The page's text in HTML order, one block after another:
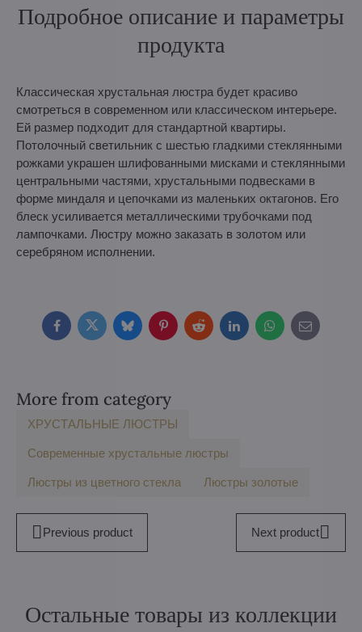
Подробное описание и параметры
продукта
Классическая хрустальная люстра будет красиво
смотреться в современном или классическом интерьере.
Ей размер подходит для стандартной квартиры.
Потолочный светильник с шестью гладкими стеклянными
рожками украшен шлифованными мисками и стеклянными
центральными частями, хрустальными подвесками в
форме миндаля и цепочками из маленьких октагонов. Его
блеск усиливается металлическими трубочками под
лампочками. Люстру можно заказать в золотом или
серебряном исполнении.
FacebookTwitterBlueskyPinterestRedditLinkedInWhatsApp
E-
mail
More from category
ХРУСТАЛЬНЫЕ ЛЮСТРЫ
Современные хрустальные люстры
Люстры из цветного стекла Люстры золотые
Previous product Next product
Остальные товары из коллекции